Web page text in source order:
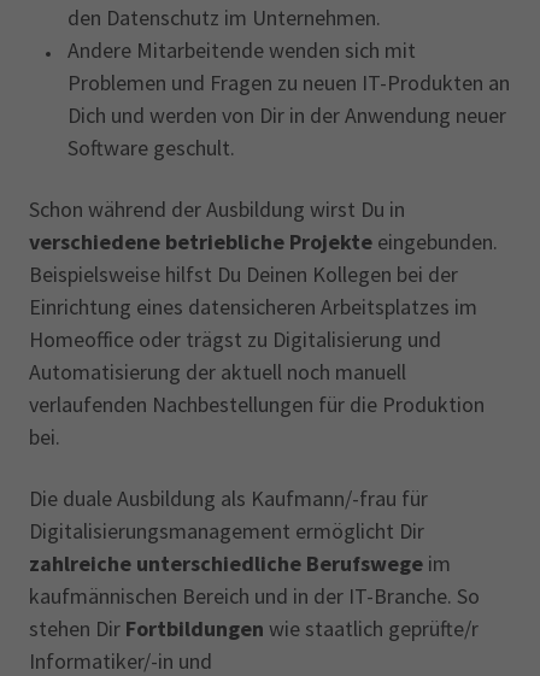
den Datenschutz im Unternehmen.
Andere Mitarbeitende wenden sich mit
Problemen und Fragen zu neuen IT-Produkten an
Dich und werden von Dir in der Anwendung neuer
Software geschult.
Schon während der Ausbildung wirst Du in
verschiedene betriebliche Projekte eingebunden.
Beispielsweise hilfst Du Deinen Kollegen bei der
Einrichtung eines datensicheren Arbeitsplatzes im
Homeoffice oder trägst zu Digitalisierung und
Automatisierung der aktuell noch manuell
verlaufenden Nachbestellungen für die Produktion
bei.
Die duale Ausbildung als Kaufmann/-frau für
Digitalisierungsmanagement ermöglicht Dir
zahlreiche unterschiedliche Berufswege im
kaufmännischen Bereich und in der IT-Branche. So
stehen Dir Fortbildungen wie staatlich geprüfte/r
Informatiker/-in und